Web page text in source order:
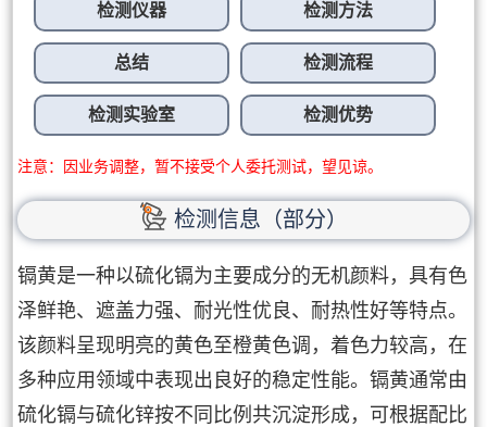
检测仪器 检测方法
总结 检测流程
检测实验室 检测优势
注意：因业务调整，暂不接受个人委托测试，望见谅。
检测信息（部分）
镉黄是一种以硫化镉为主要成分的无机颜料，具有色
泽鲜艳、遮盖力强、耐光性优良、耐热性好等特点。
该颜料呈现明亮的黄色至橙黄色调，着色力较高，在
多种应用领域中表现出良好的稳定性能。镉黄通常由
硫化镉与硫化锌按不同比例共沉淀形成，可根据配比